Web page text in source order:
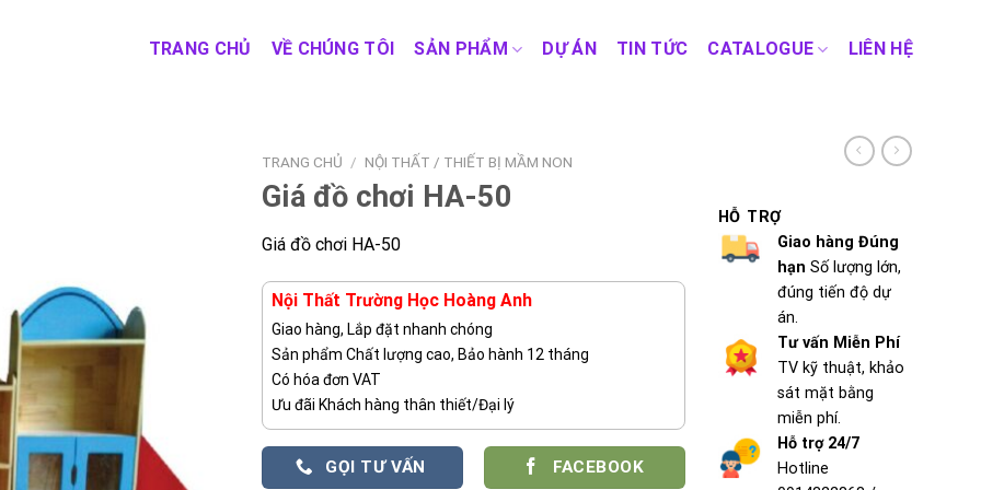
TRANG CHỦ VỀ CHÚNG TÔI SẢN PHẨM DỰ ÁN TIN TỨC CATALOGUE LIÊN HỆ
TRANG CHỦ / NỘI THẤT / THIẾT BỊ MẦM NON
Giá đồ chơi HA-50
Giá đồ chơi HA-50
Nội Thất Trường Học Hoàng Anh
Giao hàng, Lắp đặt nhanh chóng
Sản phẩm Chất lượng cao, Bảo hành 12 tháng
Có hóa đơn VAT
Ưu đãi Khách hàng thân thiết/Đại lý
GỌI TƯ VẤN FACEBOOK
HỖ TRỢ
Giao hàng Đúng
hạn Số lượng lớn,
đúng tiến độ dự
án.
Tư vấn Miễn Phí
TV kỹ thuật, khảo
sát mặt bằng
miễn phí.
Hỗ trợ 24/7
Hotline